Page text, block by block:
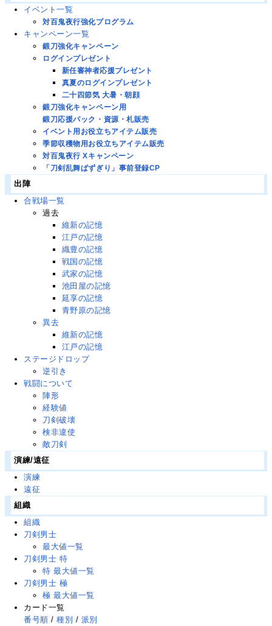
イベント一覧
対百鬼夜行強化プログラム
キャンペーン一覧
鍛刀強化キャンペーン
ログインプレゼント
新任審神者応援プレゼント
真夏のログインプレゼント
二十四節気 大暑・朝顔
鍛刀強化キャンペーン用
鍛刀応援パック・資源・札販売
イベント用お役立ちアイテム販売
季節収穫物用お役立ちアイテム販売
対百鬼夜行 Xキャンペーン
「刀剣乱舞ぱずぎり」事前登録CP
出陣
合戦場一覧
過去
維新の記憶
江戸の記憶
織豊の記憶
戦国の記憶
武家の記憶
池田屋の記憶
延享の記憶
青野原の記憶
異去
維新の記憶
江戸の記憶
ステージドロップ
逆引き
戦闘について
陣形
経験値
刀剣破壊
検非違使
敵刀剣
演練/遠征
演練
遠征
組織
組織
刀剣男士
最大値一覧
刀剣男士 特
特 最大値一覧
刀剣男士 極
極 最大値一覧
カード一覧
番号順 /種別 / 派別